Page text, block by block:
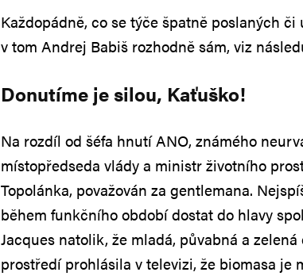
Každopádně, co se týče špatně poslaných
v tom Andrej Babiš rozhodně sám, viz
Donutíme je silou, Kaťuško!
Na rozdíl od šéfa hnutí ANO, známého
místopředseda vlády a ministr životního
Topolánka, považován za gentlemana.
během funkčního období dostat do hlavy
Jacques natolik, že mladá, půvabná a
prostředí prohlásila v televizi, že biomasa je